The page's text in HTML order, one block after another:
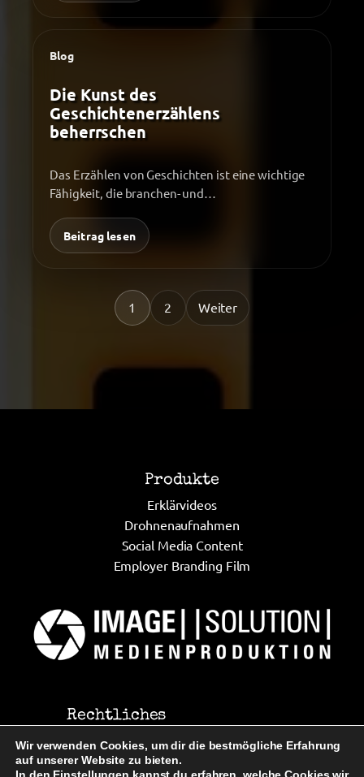
Blog
Die Kunst des
Geschichtenerzählens
beherrschen
Das Erzählen von Geschichten ist eine wichtige
Fähigkeit, die branchen- und
Schriftsteller,…
Beitrag lesen
1 2 Weiter
Produkte
Erklärvideos
Drohnenaufnahmen
Social Media Content
Employer Branding Film
Rechtliches
Impressum
Datenschutz
Wir verwenden Cookies, um dir die bestmögliche Erfahrung
auf unserer Website zu bieten.